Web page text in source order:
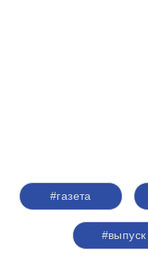
#газета
#выпуск